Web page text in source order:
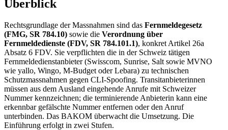
Überblick
Rechtsgrundlage der Massnahmen sind das Fernmeldegesetz
(FMG, SR 784.10) sowie die Verordnung über
Fernmeldedienste (FDV, SR 784.101.1), konkret Artikel 26a
Absatz 6 FDV. Sie verpflichten die in der Schweiz tätigen
Fernmeldedienstanbieter (Swisscom, Sunrise, Salt sowie MVNO
wie yallo, Wingo, M-Budget oder Lebara) zu technischen
Schutzmassnahmen gegen CLI-Spoofing. Transitanbieterinnen
müssen aus dem Ausland eingehende Anrufe mit Schweizer
Nummer kennzeichnen; die terminierende Anbieterin kann eine
erkennbar gefälschte Nummer entfernen oder den Anruf
unterbinden. Das BAKOM überwacht die Umsetzung. Die
Einführung erfolgt in zwei Stufen.